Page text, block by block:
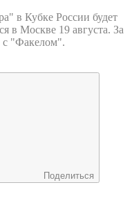
в Кубке России будет
в Москве 19 августа. За
с "Факелом".
Поделиться